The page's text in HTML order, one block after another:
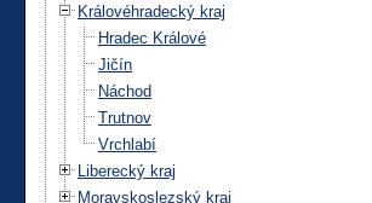
Královéhradecký kraj
Hradec Králové
Jičín
Náchod
Trutnov
Vrchlabí
Liberecký kraj
Moravskoslezský kraj